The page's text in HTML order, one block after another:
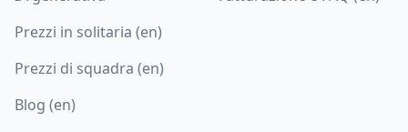
Prezzi in solitaria (en)
Prezzi di squadra (en)
Blog (en)